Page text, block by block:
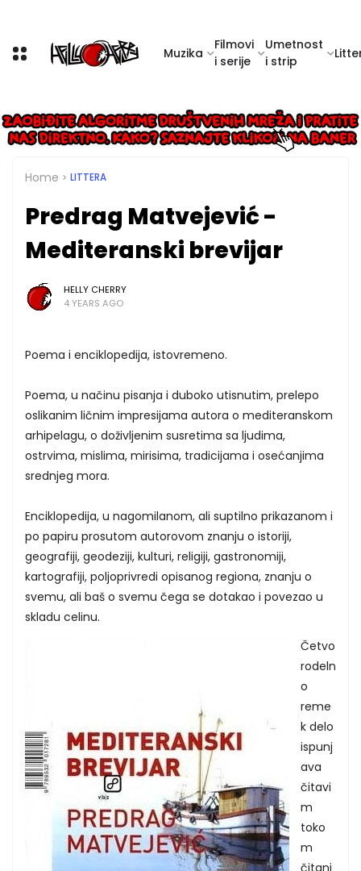
Muzika
Filmovi
i serije
Umetnost
i strip
Home LITTERA
Predrag Matvejević -
Mediteranski brevijar
HELLY CHERRY
4 YEARS AGO
Poema i enciklopedija, istovremeno.
Poema, u načinu pisanja i duboko utisnutim, prelepo
oslikanim ličnim impresijama autora o mediteranskom
arhipelagu, o doživljenim susretima sa ljudima,
ostrvima, mislima, mirisima, tradicijama i osećanjima
srednjeg mora.
Enciklopedija, u nagomilanom, ali suptilno prikazanom i
po papiru prosutom autorovom znanju o istoriji,
geografiji, geodeziji, kulturi, religiji, gastronomiji,
kartografiji, poljoprivredi opisanog regiona, znanju o
svemu, ali baš o svemu čega se dotakao i povezao u
skladu celinu.
Četvo
rodeln
o
reme
k delo
ispunj
ava
čitavi
m
toko
m
čitanj